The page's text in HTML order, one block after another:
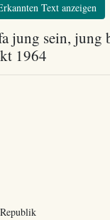
Text anzeigen
jung sein, jung
1964